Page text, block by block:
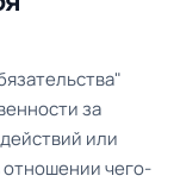
за
или
отношении чего-